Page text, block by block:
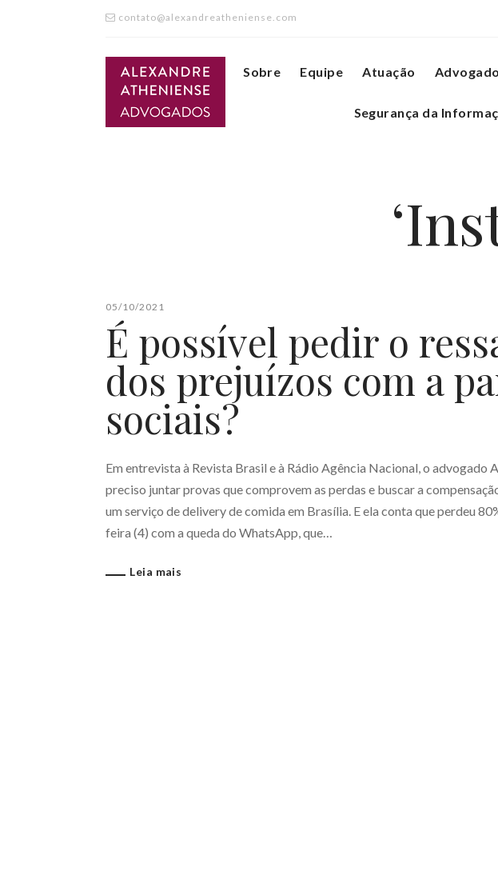
contato@alexandreatheniense.com
Sobre Equipe Atuação
Segurança da
05/10/2021
É possível pedir o
dos prejuízos com a
sociais?
Em entrevista à Revista Brasil e à Rádio Agência Nacional, o advogado
preciso juntar provas que comprovem as perdas e buscar a
um serviço de delivery de comida em Brasília. E ela conta que perdeu
feira (4) com a queda do WhatsApp, que…
Leia mais